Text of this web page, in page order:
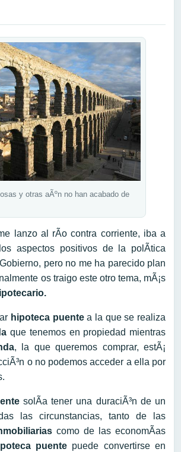
y otras aÃºn no han acabado de
lanzo al rÃ­o contra corriente, iba a
aspectos positivos de la polÃ­tica
pero no me ha parecido plan
os traigo este otro tema, mÃ¡s
hipoteca puentea la que se realiza
que tenemos en propiedad mientras
, la que queremos comprar, estÃ¡
o no podemos acceder a ella por
solÃ­a tener una duraciÃ³n de un
las circunstancias, tanto de las
como de las economÃ­as
puente puede convertirse en